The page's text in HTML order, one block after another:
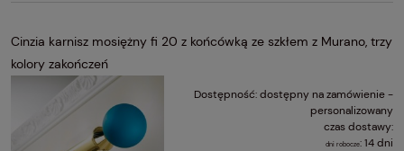
Cinzia karnisz mosiężny fi 20 z końcówką ze szkłem z Murano, trzy
kolory zakończeń
Dostępność:dostępny na zamówienie -
personalizowany
czas dostawy:
dni robocze:14 dni